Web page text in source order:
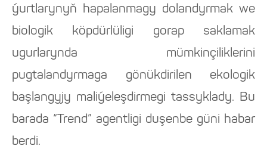
ýurtlarynyň hapalanmagy dolandyrmak we
biologik köpdürlüligi gorap saklamak
ugurlarynda mümkinçiliklerini
pugtalandyrmaga gönükdirilen ekologik
başlangyjy maliýeleşdirmegi tassyklady. Bu
barada “Trend” agentligi duşenbe güni habar
berdi.